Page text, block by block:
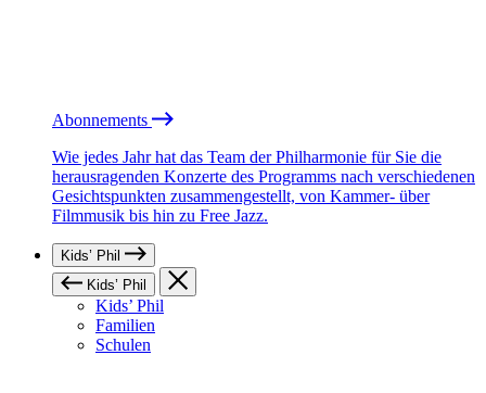
Abonnements
Wie jedes Jahr hat das Team der Philharmonie für Sie die
herausragenden Konzerte des Programms nach verschiedenen
Gesichtspunkten zusammengestellt, von Kammer- über
Filmmusik bis hin zu Free Jazz.
Kids’ Phil
Kids’ Phil
Kids’ Phil
Familien
Schulen